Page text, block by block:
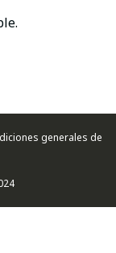
generales de